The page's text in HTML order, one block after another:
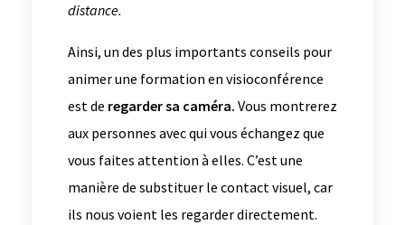
distance.
Ainsi, un des plus importants conseils pour
animer une formation en visioconférence
est de regarder sa caméra. Vous montrerez
aux personnes avec qui vous échangez que
vous faites attention à elles. C’est une
manière de substituer le contact visuel, car
ils nous voient les regarder directement.